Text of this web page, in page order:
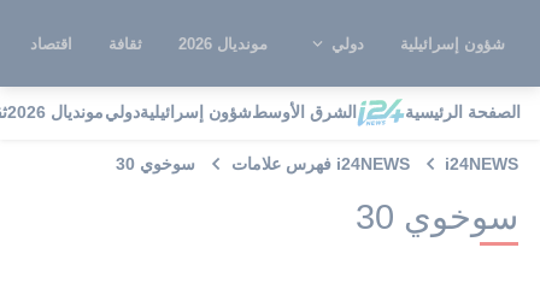
شؤون إسرائيلية دولي مونديال 2026 ثقافة اقتصاد
الصفحة الرئيسية الشرق الأوسطشؤون إسرائيليةدوليمونديال 2026
i24NEWS i24NEWS فهرس علامات سوخوي 30
سوخوي 30